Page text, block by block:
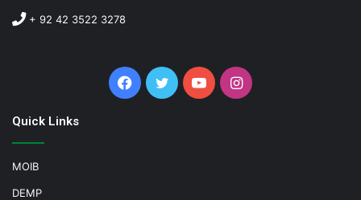
+ 92 42 3522 3278
Facebook
TwitterYouTubeInstagram
Quick Links
MOIB
DEMP